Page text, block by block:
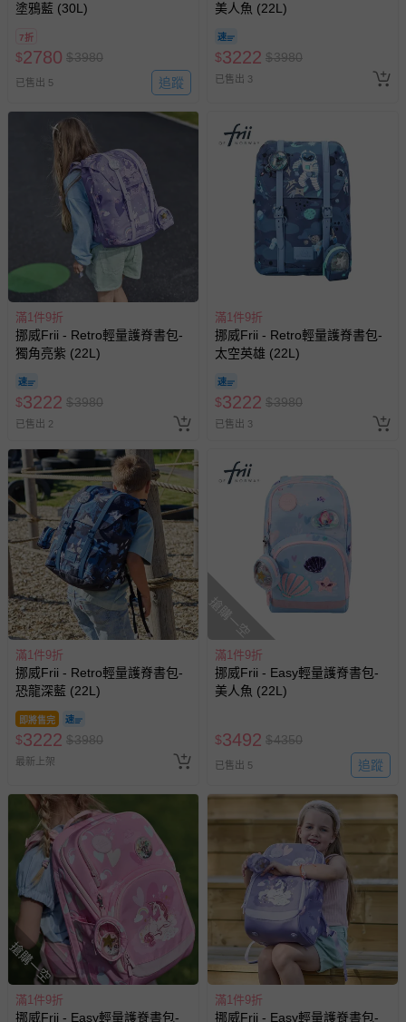
塗鴉藍 (30L)
7折
$2780 $3980
已售出 5 追蹤
美人魚 (22L)
$3222 $3980
已售出 3
滿1件9折
挪威Frii - Retro輕量護脊書包-
獨角亮紫 (22L)
$3222 $3980
已售出 2
滿1件9折
挪威Frii - Retro輕量護脊書包-
太空英雄 (22L)
$3222 $3980
已售出 3
滿1件9折
挪威Frii - Retro輕量護脊書包-
恐龍深藍 (22L)
即將售完
$3222 $3980
最新上架
搶購一空
滿1件9折
挪威Frii - Easy輕量護脊書包-
美人魚 (22L)
$3492 $4350
已售出 5 追蹤
搶購一空
滿1件9折
挪威Frii - Easy輕量護脊書包-
滿1件9折
挪威Frii - Easy輕量護脊書包-